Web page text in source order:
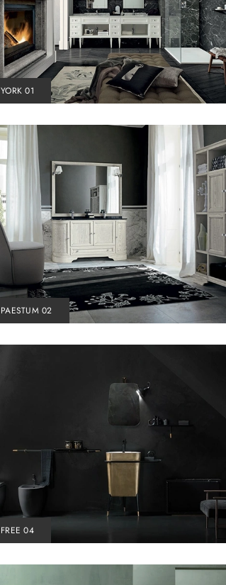
YORK 01
PAESTUM 02
FREE 04